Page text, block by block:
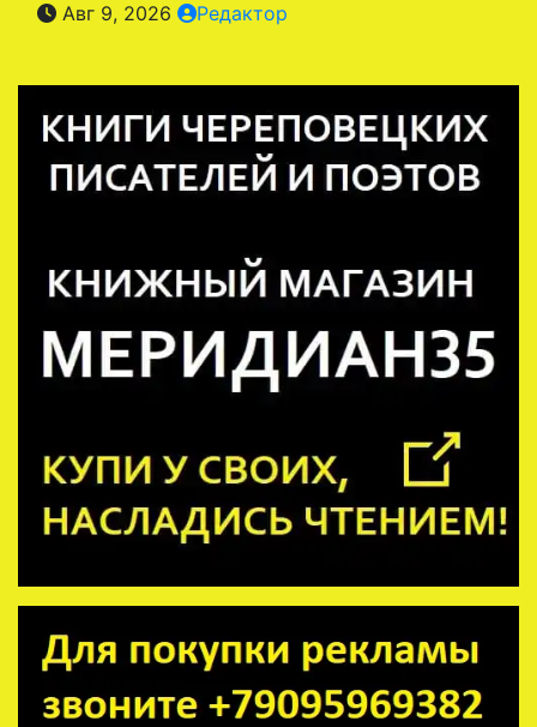
Авг 9, 2026 Редактор